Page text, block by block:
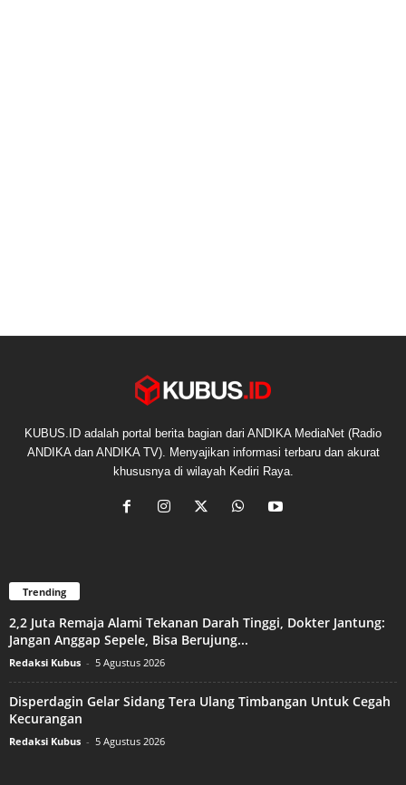
KUBUS.ID adalah portal berita bagian dari ANDIKA MediaNet (Radio
ANDIKA dan ANDIKA TV). Menyajikan informasi terbaru dan akurat
khususnya di wilayah Kediri Raya.
Trending
2,2 Juta Remaja Alami Tekanan Darah Tinggi, Dokter Jantung:
Jangan Anggap Sepele, Bisa Berujung...
Redaksi Kubus - 5 Agustus 2026
Disperdagin Gelar Sidang Tera Ulang Timbangan Untuk Cegah
Kecurangan
Redaksi Kubus - 5 Agustus 2026